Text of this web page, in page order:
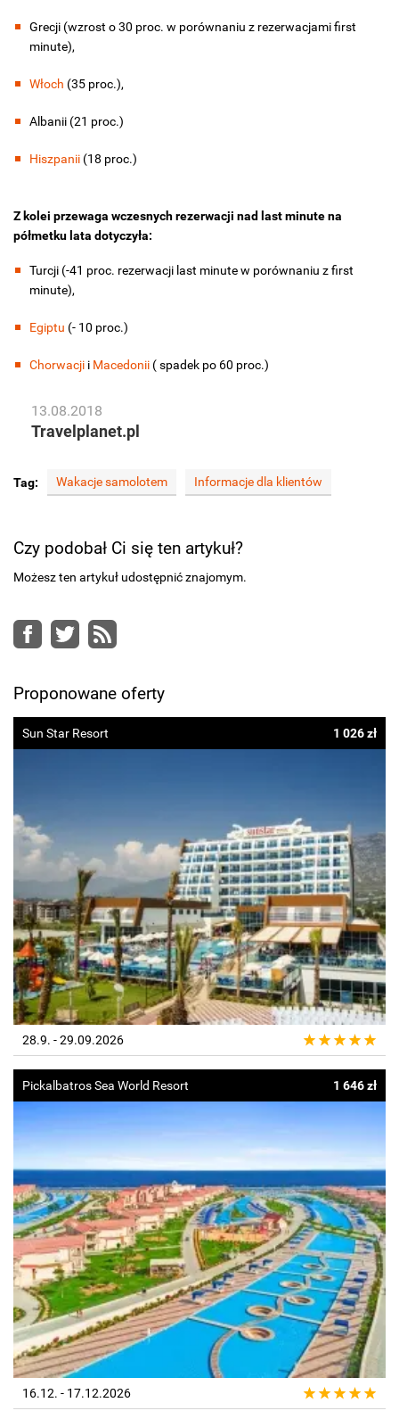
Grecji (wzrost o 30 proc. w porównaniu z rezerwacjami first
minute),
Włoch (35 proc.),
Albanii (21 proc.)
Hiszpanii (18 proc.)
Z kolei przewaga wczesnych rezerwacji nad last minute na
półmetku lata dotyczyła:
Turcji (-41 proc. rezerwacji last minute w porównaniu z first
minute),
Egiptu (- 10 proc.)
Chorwacji i Macedonii ( spadek po 60 proc.)
13.08.2018
Travelplanet.pl
Tag: Wakacje samolotem Informacje dla klientów
Czy podobał Ci się ten artykuł?
Możesz ten artykuł udostępnić znajomym.
Facebook
Twitter
RSS
Proponowane oferty
Sun Star Resort 1 026 zł
28.9. - 29.09.2026
Pickalbatros Sea World Resort 1 646 zł
16.12. - 17.12.2026